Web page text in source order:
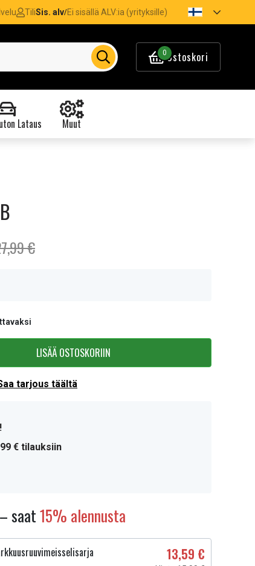
TiliSis. alv/Ei sisällä ALV:ia (yrityksille)
0Ostoskori
Lataus Muut
€
LISÄÄ OSTOSKORIIN
tarjous täältä
€ tilauksiin
saat15% alennusta
13,59 €